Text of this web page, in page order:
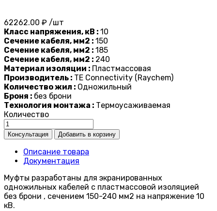
62262.00 ₽ /шт
Класс напряжения, кВ : 10
Сечение кабеля, мм2 : 150
Сечение кабеля, мм2 : 185
Сечение кабеля, мм2 : 240
Материал изоляции : Пластмассовая
Производитель : TE Connectivity (Raychem)
Количество жил : Одножильный
Броня : без брони
Технология монтажа : Термоусаживаемая
Количество
Описание товара
Документация
Муфты разработаны для экранированных
одножильных кабелей с пластмассовой изоляцией
без брони , сечением 150-240 мм2 на напряжение 10
кВ.